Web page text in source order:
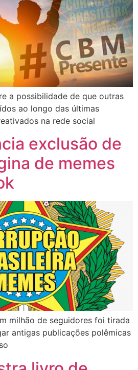
a possibilidade de que outras
ao longo das últimas
na rede social
exclusão de
de memes
milhão de seguidores foi tirada
antigas publicações polêmicas